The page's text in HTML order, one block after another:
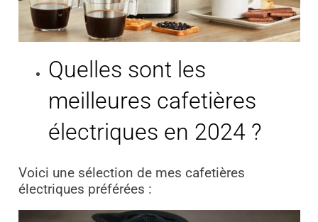
Quelles sont les
meilleures cafetières
électriques en 2024 ?
Voici une sélection de mes cafetières
électriques préférées :